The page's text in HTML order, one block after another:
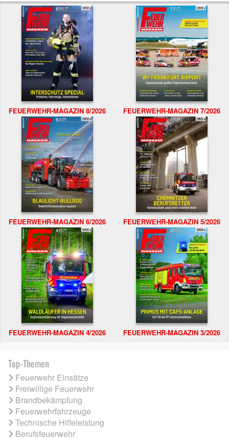
FEUERWEHR-MAGAZIN 8/2026 FEUERWEHR-MAGAZIN 7/2026
FEUERWEHR-MAGAZIN 6/2026 FEUERWEHR-MAGAZIN 5/2026
FEUERWEHR-MAGAZIN 4/2026 FEUERWEHR-MAGAZIN 3/2026
Top-Themen
Feuerwehr Einsätze
Freiwillige Feuerwehr
Brandbekämpfung
Feuerwehrfahrzeuge
Technische Hilfeleistung
Berufsfeuerwehr